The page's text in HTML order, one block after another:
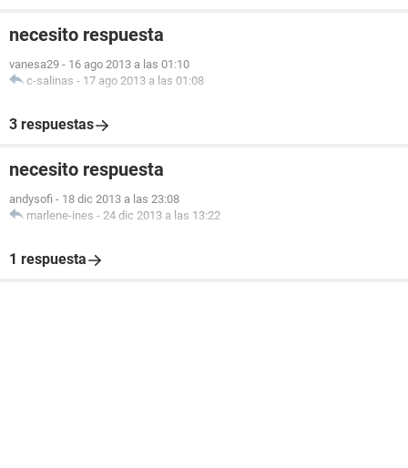
necesito respuesta
vanesa29 - 16 ago 2013 a las 01:10
c-salinas - 17 ago 2013 a las 01:08
3 respuestas
necesito respuesta
andysofi - 18 dic 2013 a las 23:08
marlene-ines - 24 dic 2013 a las 13:22
1 respuesta